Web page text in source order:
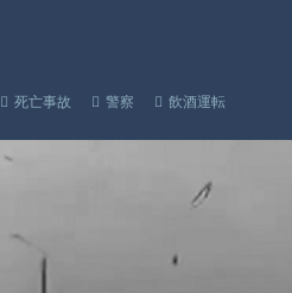
【朗報】Amazon
死亡事故 警察 飲酒運転